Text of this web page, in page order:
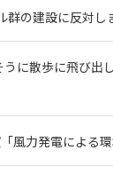
の建設に反対し
に散歩に飛び出
風力発電による環